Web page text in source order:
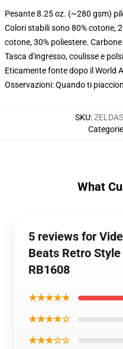
Pesante 8.25 oz. (~280 gsm)
Colori stabili sono 80% cotone,
cotone, 30% poliestere.
Tasca d'ingresso, coulisse e
Eticamente fonte dopo il World
Osservazioni: Quando ti
SKU:
Categorie
What
5 reviews for
Beats Retro
RB1608
★★★★★
★★★★☆
★★★☆☆